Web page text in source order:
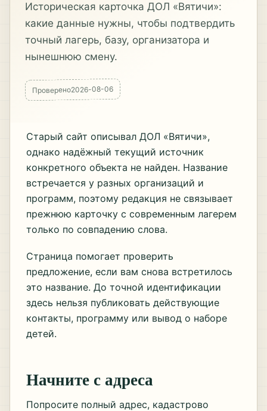
Историческая карточка ДОЛ «Вятичи»:
какие данные нужны, чтобы подтвердить
точный лагерь, базу, организатора и
нынешнюю смену.
Проверено2026-08-06
Старый сайт описывал ДОЛ «Вятичи»,
однако надёжный текущий источник
конкретного объекта не найден. Название
встречается у разных организаций и
программ, поэтому редакция не связывает
прежнюю карточку с современным лагерем
только по совпадению слова.
Страница помогает проверить
предложение, если вам снова встретилось
это название. До точной идентификации
здесь нельзя публиковать действующие
контакты, программу или вывод о наборе
детей.
Начните с адреса
Попросите полный адрес, кадастрово